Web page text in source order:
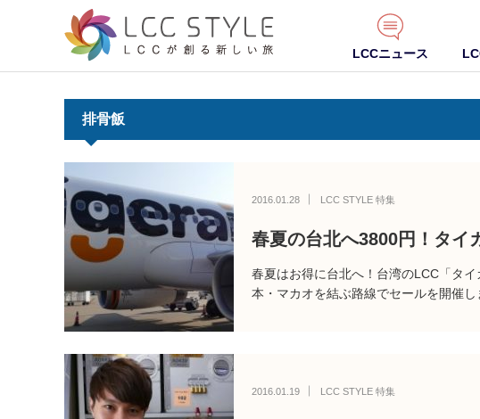
LCCニュース
排骨飯
2016.01.28 LCC STYLE 特集
春夏の台北へ3800円！タイ
春夏はお得に台北へ！台湾のLCC「タ
本・マカオを結ぶ路線でセールを開催
2016.01.19 LCC STYLE 特集